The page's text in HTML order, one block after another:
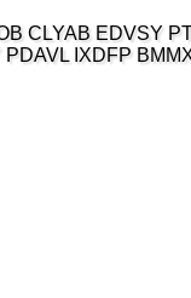
CLYAB EDVSY
IXDFP